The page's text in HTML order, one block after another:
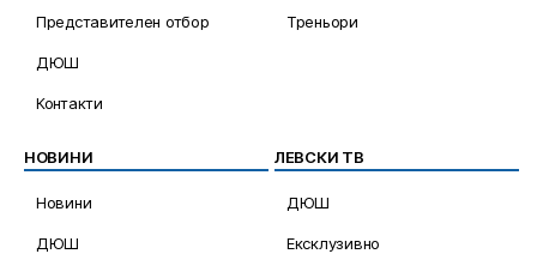
Представителен отбор
ДЮШ
Контакти
Треньори
НОВИНИ
Новини
ДЮШ
ЛЕВСКИ ТВ
ДЮШ
Ексклузивно